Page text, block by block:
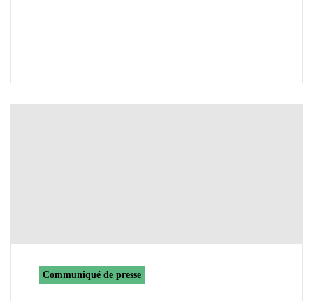
Communiqué de presse